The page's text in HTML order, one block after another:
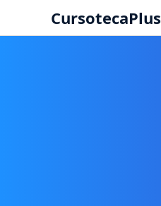
CursotecaPlus